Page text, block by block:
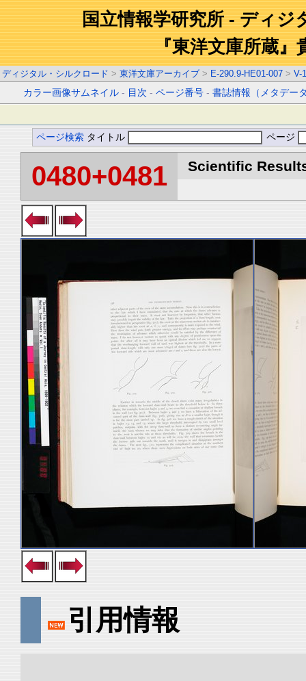
国立情報学研究所 - ディジ
『東洋文庫所蔵』
ディジタル・シルクロード > 東洋文庫アーカイブ > E-290.9-HE01-007 > V-1
カラー画像サムネイル - 目次 -ページ番号 -書誌情報（メタデー
ページ検索 タイトル ページ
0480+0481 Scientific
引用情報